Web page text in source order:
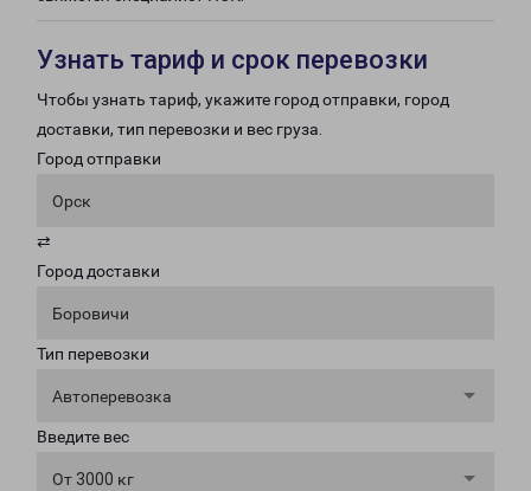
Узнать тариф и срок перевозки
Чтобы узнать тариф, укажите город отправки, город
доставки, тип перевозки и вес груза.
Город отправки
Орск
⇄
Город доставки
Боровичи
Тип перевозки
Автоперевозка
Введите вес
От 3000 кг